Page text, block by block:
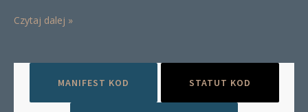
Czytaj dalej »
MANIFEST KOD STATUT KOD